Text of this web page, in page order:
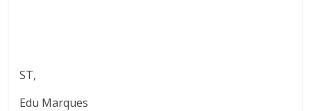
ST,
Edu Marques